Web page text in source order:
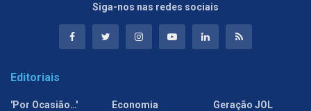
Siga-nos nas redes sociais
Editoriais
'Por Ocasião…'
Economia
Geração JOL